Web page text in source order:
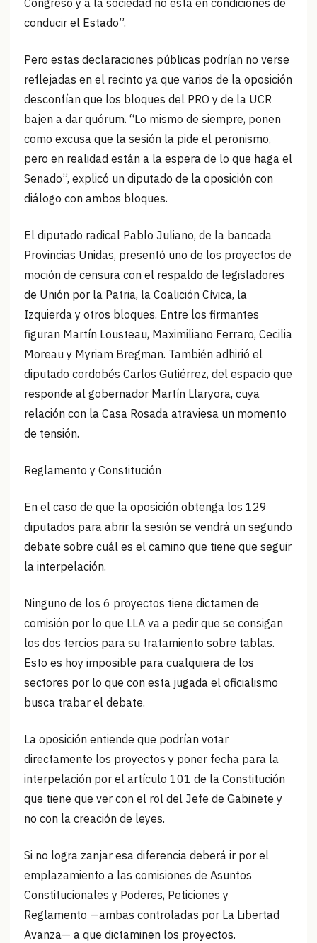
Congreso y a la sociedad no está en condiciones de
conducir el Estado”.
Pero estas declaraciones públicas podrían no verse
reflejadas en el recinto ya que varios de la oposición
desconfían que los bloques del PRO y de la UCR
bajen a dar quórum. “Lo mismo de siempre, ponen
como excusa que la sesión la pide el peronismo,
pero en realidad están a la espera de lo que haga el
Senado”, explicó un diputado de la oposición con
diálogo con ambos bloques.
El diputado radical Pablo Juliano, de la bancada
Provincias Unidas, presentó uno de los proyectos de
moción de censura con el respaldo de legisladores
de Unión por la Patria, la Coalición Cívica, la
Izquierda y otros bloques. Entre los firmantes
figuran Martín Lousteau, Maximiliano Ferraro, Cecilia
Moreau y Myriam Bregman. También adhirió el
diputado cordobés Carlos Gutiérrez, del espacio que
responde al gobernador Martín Llaryora, cuya
relación con la Casa Rosada atraviesa un momento
de tensión.
Reglamento y Constitución
En el caso de que la oposición obtenga los 129
diputados para abrir la sesión se vendrá un segundo
debate sobre cuál es el camino que tiene que seguir
la interpelación.
Ninguno de los 6 proyectos tiene dictamen de
comisión por lo que LLA va a pedir que se consigan
los dos tercios para su tratamiento sobre tablas.
Esto es hoy imposible para cualquiera de los
sectores por lo que con esta jugada el oficialismo
busca trabar el debate.
La oposición entiende que podrían votar
directamente los proyectos y poner fecha para la
interpelación por el artículo 101 de la Constitución
que tiene que ver con el rol del Jefe de Gabinete y
no con la creación de leyes.
Si no logra zanjar esa diferencia deberá ir por el
emplazamiento a las comisiones de Asuntos
Constitucionales y Poderes, Peticiones y
Reglamento —ambas controladas por La Libertad
Avanza— a que dictaminen los proyectos.